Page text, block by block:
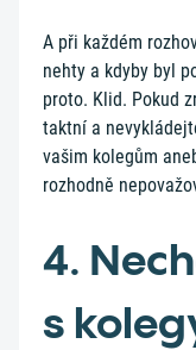
A při každém
nehty a kdyby byl
proto. Klid. Pokud
taktní a
vašim kolegům
rozhodně
4.
s